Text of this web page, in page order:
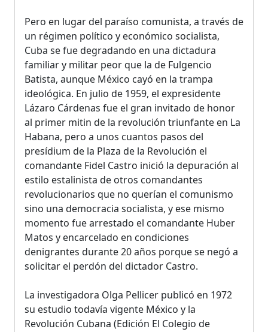
Pero en lugar del paraíso comunista, a través de
un régimen político y económico socialista,
Cuba se fue degradando en una dictadura
familiar y militar peor que la de Fulgencio
Batista, aunque México cayó en la trampa
ideológica. En julio de 1959, el expresidente
Lázaro Cárdenas fue el gran invitado de honor
al primer mitin de la revolución triunfante en La
Habana, pero a unos cuantos pasos del
presídium de la Plaza de la Revolución el
comandante Fidel Castro inició la depuración al
estilo estalinista de otros comandantes
revolucionarios que no querían el comunismo
sino una democracia socialista, y ese mismo
momento fue arrestado el comandante Huber
Matos y encarcelado en condiciones
denigrantes durante 20 años porque se negó a
solicitar el perdón del dictador Castro.
La investigadora Olga Pellicer publicó en 1972
su estudio todavía vigente México y la
Revolución Cubana (Edición El Colegio de